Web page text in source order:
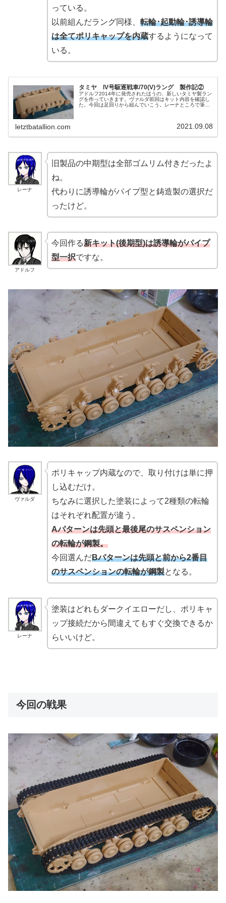
っている。
以前組んだラング同様、 転輪･起動輪･誘導輪
は全てポリキャップを内蔵するようになって
いる。
タミヤ IV号駆逐戦車/70(V)ラング 製作記②
アドルフ2014年に発売されたほうの、新しいタミヤ製ラン
グを作っていきます。ヴァルダ前回はキット内容を確認し
た。今回は足回りから組んでいこう。レーナところで筆者
letztbatallion.com 2021.09.08
レーナ
旧製品の中期型は全部ゴムリム付きだったよ
ね。
代わりに誘導輪がパイプ型と鋳造製の選択だ
ったけど。
アドルフ
今回作る新キット(後期型)は誘導輪がパイプ
型一択ですな。
ヴァルダ
ポリキャップ内蔵なので、取り付けは単に押
し込むだけ。
ちなみに選択した塗装によって2種類の転輪
はそれぞれ配置が違う。
Aパターンは先頭と最後尾のサスペンション
の転輪が鋼製。
今回選んだBパターンは先頭と前から2番目
のサスペンションの転輪が鋼製となる。
レーナ
塗装はどれもダークイエローだし、ポリキャ
ップ接続だから間違えてもすぐ交換できるか
らいいけど。
今回の戦果